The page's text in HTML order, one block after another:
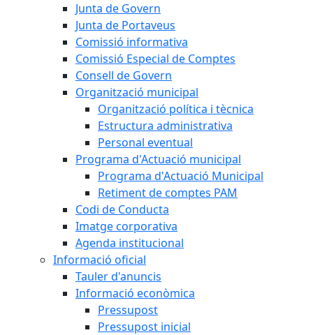
Junta de Govern
Junta de Portaveus
Comissió informativa
Comissió Especial de Comptes
Consell de Govern
Organització municipal
Organització política i tècnica
Estructura administrativa
Personal eventual
Programa d'Actuació municipal
Programa d'Actuació Municipal
Retiment de comptes PAM
Codi de Conducta
Imatge corporativa
Agenda institucional
Informació oficial
Tauler d'anuncis
Informació econòmica
Pressupost
Pressupost inicial